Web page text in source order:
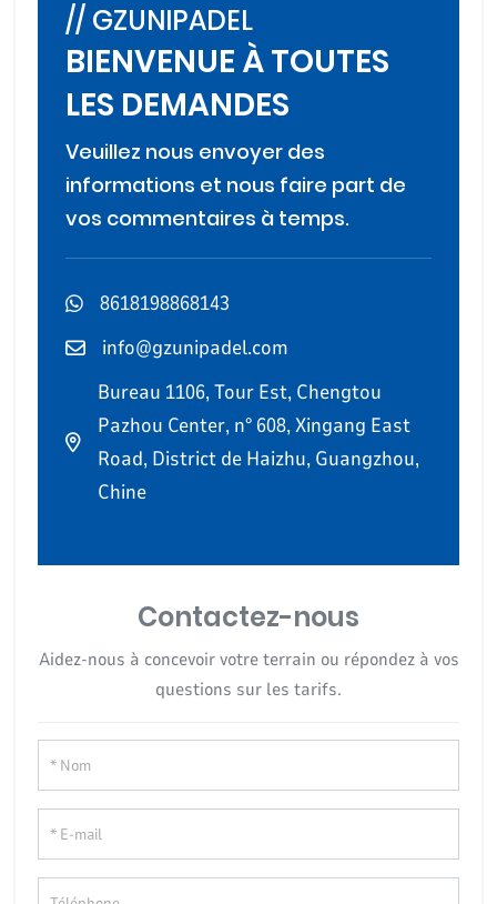
// GZUNIPADEL
BIENVENUE À TOUTES
LES DEMANDES
Veuillez nous envoyer des
informations et nous faire part de
vos commentaires à temps.
8618198868143
info@gzunipadel.com
Bureau 1106, Tour Est, Chengtou
Pazhou Center, n° 608, Xingang East
Road, District de Haizhu, Guangzhou,
Chine
Contactez-nous
Aidez-nous à concevoir votre terrain ou répondez à vos
questions sur les tarifs.